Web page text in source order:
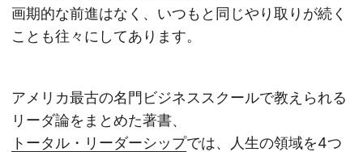
画期的な前進はなく、いつもと同じやり取りが続く
ことも往々にしてあります。
アメリカ最古の名門ビジネススクールで教えられる
リーダ論をまとめた著書、
トータル・リーダーシップでは、人生の領域を4つ